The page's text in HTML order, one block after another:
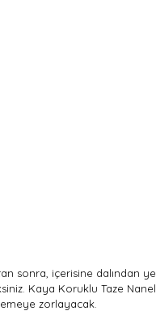
sonra, içerisine dalından
Kaya Koruklu Taze
zorlayacak.